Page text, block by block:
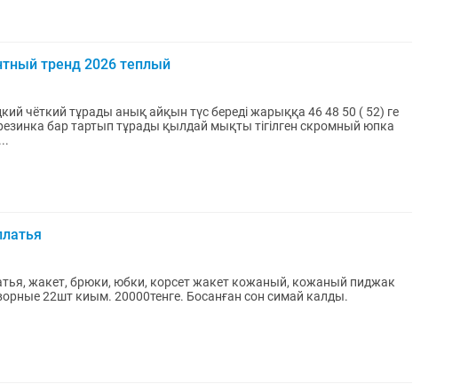
тренд 2026 теплый
чёткий тұрады анық айқын түс береді жарыққа 46 48 50 ( 52) ге
резинка бар тартып тұрады қылдай мықты тігілген скромный юпка
жакет, брюки, юбки, корсет жакет кожаный, кожаный пиджак
22шт киым. 20000тенге. Босанған сон симай калды.